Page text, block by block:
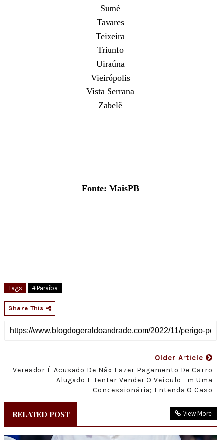
Sumé
Tavares
Teixeira
Triunfo
Uiraúna
Vieirópolis
Vista Serrana
Zabelê
Fonte: MaisPB
Tags # Paraíba
Share This
Older Article
Vereador É Acusado De Não Fazer Pagamento De Carro
Alugado E Tentar Vender O Veículo Em Uma
Concessionária; Entenda O Caso
RELATED POST View More